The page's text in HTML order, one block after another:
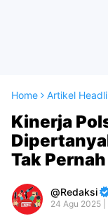
Home Artikel
Kinerja
Tak
Redaksi
24 Agu 2025 |